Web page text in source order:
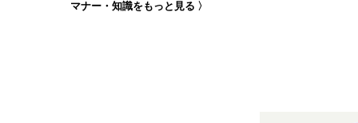
マナー・知識をもっと見る 〉